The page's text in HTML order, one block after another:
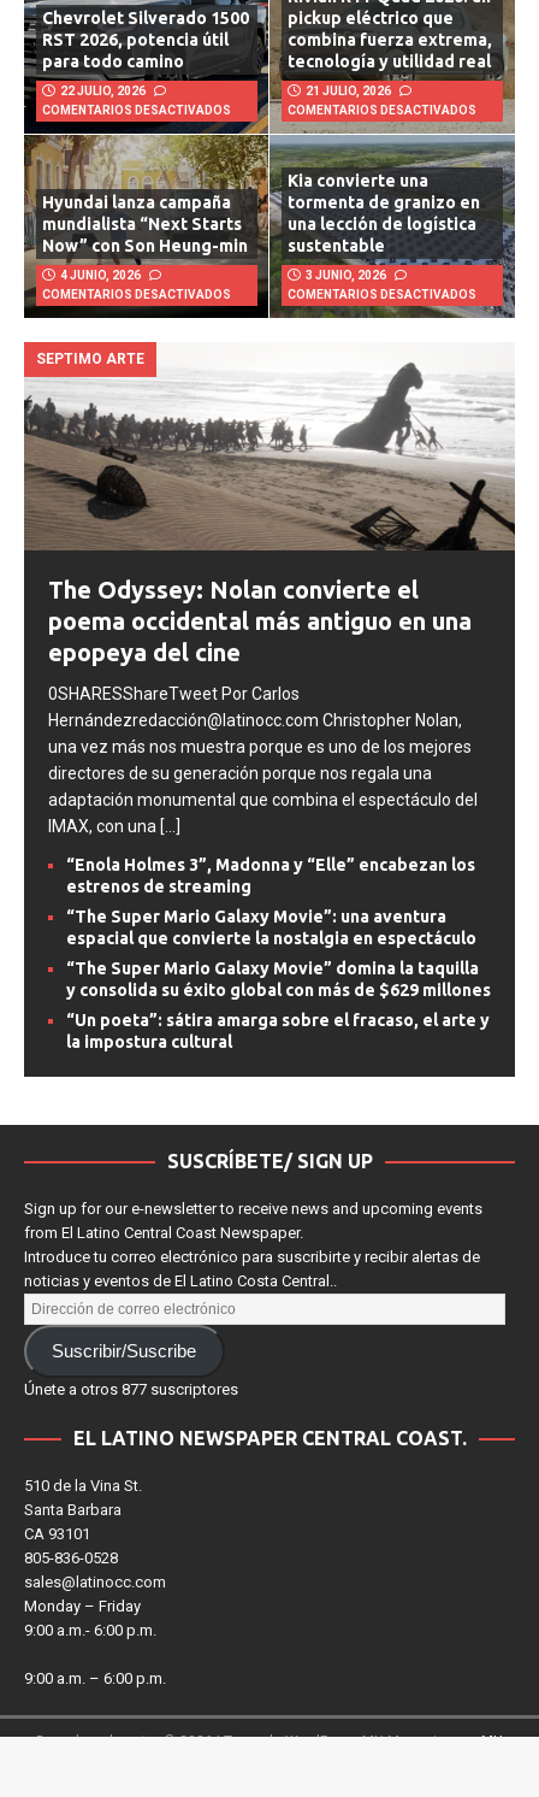
Chevrolet Silverado 1500
RST 2026, potencia útil
para todo camino
22 JULIO, 2026
COMENTARIOS DESACTIVADOS
Rivian R1T Quad 2026: un
pickup eléctrico que
combina fuerza extrema,
tecnología y utilidad real
21 JULIO, 2026
COMENTARIOS DESACTIVADOS
Hyundai lanza campaña
mundialista “Next Starts
Now” con Son Heung-min
4 JUNIO, 2026
COMENTARIOS DESACTIVADOS
Kia convierte una
tormenta de granizo en
una lección de logística
sustentable
3 JUNIO, 2026
COMENTARIOS DESACTIVADOS
SEPTIMO ARTE
The Odyssey: Nolan convierte el
poema occidental más antiguo en una
epopeya del cine
0SHARESShareTweet Por Carlos
Hernándezredacción@latinocc.com Christopher Nolan,
una vez más nos muestra porque es uno de los mejores
directores de su generación porque nos regala una
adaptación monumental que combina el espectáculo del
[...]
“Enola Holmes 3”, Madonna y “Elle” encabezan los
estrenos de streaming
“The Super Mario Galaxy Movie”: una aventura
espacial que convierte la nostalgia en espectáculo
“The Super Mario Galaxy Movie” domina la taquilla
y consolida su éxito global con más de $629 millones
“Un poeta”: sátira amarga sobre el fracaso, el arte y
la impostura cultural
SUSCRÍBETE/ SIGN UP
Sign up for our e-newsletter to receive news and upcoming events
from El Latino Central Coast Newspaper.
Introduce tu correo electrónico para suscribirte y recibir alertas de
noticias y eventos de El Latino Costa Central..
Únete a otros 877 suscriptores
510 de la Vina St.
Santa Barbara
CA 93101
805-836-0528
sales@latinocc.com
Monday – Friday
9:00 a.m.- 6:00 p.m.
9:00 a.m. – 6:00 p.m.